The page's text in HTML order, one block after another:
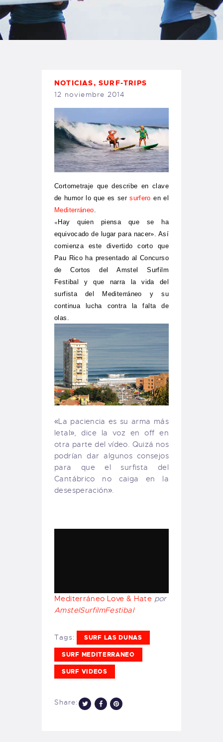
TIENDA FAMILY SURFERS
WEBCAM SALINAS
PEDIDOS
NOTICIAS,SURF-TRIPS
12 noviembre 2014
Cortometraje que describe en clave
de humor lo que es sersurfero en el
Mediterráneo
«Hay quien piensa que se ha
equivocado de lugar para nacer». Así
comienza este divertido corto que
Pau Rico ha presentado al Concurso
de Cortos del Amstel Surfilm
Festibal y que narra la vida del
surfista del Mediterráneo y su
continua lucha contra la falta de
olas.
«La paciencia es su arma más
letal», dice la voz en off en
otra parte del vídeo. Quizá nos
podrían dar algunos consejos
para que el surfista del
Cantábrico no caiga en la
desesperación».
Mediterráneo Love & Hate por
AmstelSurfilmFestibal
Tags: SURF LAS DUNAS
SURF MEDITERRANEO
SURF VIDEOS
Share: